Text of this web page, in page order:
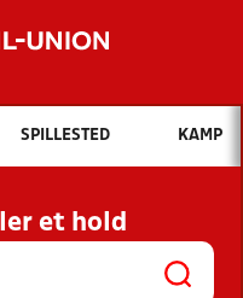
Hvad vil du søge efter?
OG NYHEDER
KLUBBER OG
SPILLESTED KAMP
et hold